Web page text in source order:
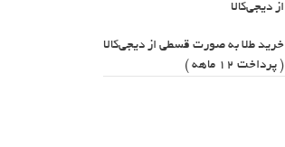
از دیجی‌کالا
خرید طلا به صورت قسطی از دیجی‌کالا
( پرداخت 12 ماهه )